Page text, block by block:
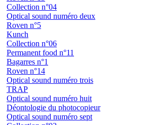
Collection n°04
Optical sound numéro deux
Roven n°5
Kunch
Collection n°06
Permanent food n°11
Bagarres n°1
Roven n°14
Optical sound numéro trois
TRAP
Optical sound numéro huit
Déontologie du photocopieur
Optical sound numéro sept